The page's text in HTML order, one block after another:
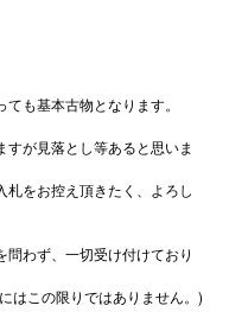
も基本古物となります。
が見落とし等あると思いま
をお控え頂きたく、よろし
わず、一切受け付けており
はこの限りではありません。)